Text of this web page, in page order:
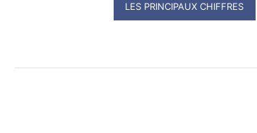
LES PRINCIPAUX CHIFFRES